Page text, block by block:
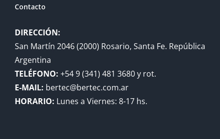
Contacto
DIRECCIÓN:
San Martín 2046 (2000) Rosario, Santa Fe. República
Argentina
TELÉFONO: +54 9 (341) 481 3680 y rot.
E-MAIL: bertec@bertec.com.ar
HORARIO: Lunes a Viernes: 8-17 hs.